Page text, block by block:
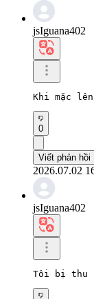
jsIguana402
Khi mặc
0
Viết phản hồi
2026.07.02
jsIguana402
Tôi bị thu